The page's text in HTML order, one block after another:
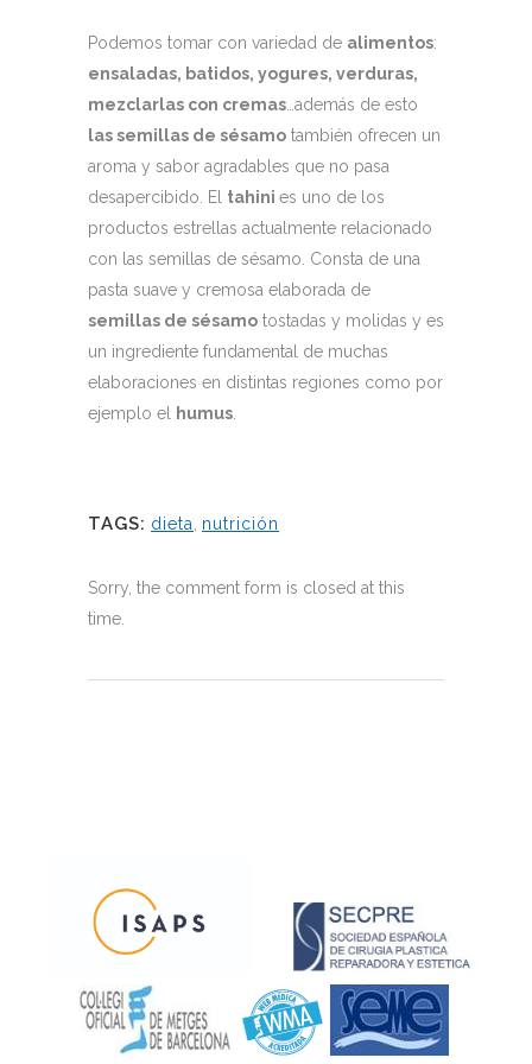
Podemos tomar con variedad de alimentos:
ensaladas, batidos, yogures, verduras,
mezclarlas con cremas …además de esto
las semillas de sésamo también ofrecen un
aroma y sabor agradables que no pasa
desapercibido. El tahini es uno de los
productos estrellas actualmente relacionado
con las semillas de sésamo. Consta de una
pasta suave y cremosa elaborada de
semillas de sésamo tostadas y molidas y es
un ingrediente fundamental de muchas
elaboraciones en distintas regiones como por
ejemplo el
humus
TAGS: dieta nutrición
Sorry, the comment form is closed at this
time.